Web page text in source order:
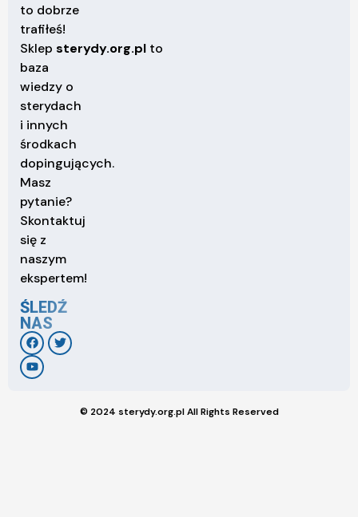
to dobrze
trafiłeś!
Sklep sterydy.org.pl to
baza
wiedzy o
sterydach
i innych
środkach
dopingujących.
Masz
pytanie?
Skontaktuj
się z
naszym
ekspertem!
ŚLEDŹ
NAS
© 2024 sterydy.org.pl All Rights Reserved